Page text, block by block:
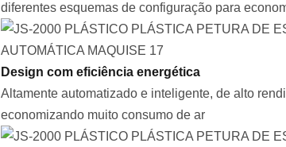
diferentes esquemas de configuração para
Design com eficiência energética
Altamente automatizado e inteligente, de alto
economizando muito consumo de ar